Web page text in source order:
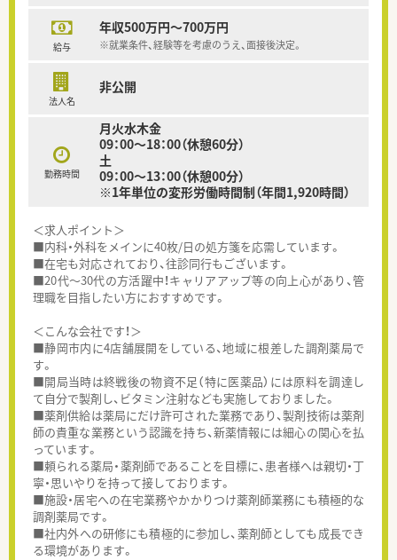
給与
年収500万円～700万円
※就業条件、経験等を考慮のうえ、面接後決定。
法人名
非公開
勤務時間
月火水木金
09：00～18：00（休憩60分）
土
09：00～13：00（休憩00分）
※1年単位の変形労働時間制（年間1,920時間）
＜求人ポイント＞
■内科・外科をメインに40枚/日の処方箋を応需しています。
■在宅も対応されており、往診同行もございます。
■20代～30代の方活躍中！キャリアアップ等の向上心があり、管
理職を目指したい方におすすめです。
＜こんな会社です！＞
■静岡市内に4店舗展開をしている、地域に根差した調剤薬局で
す。
■開局当時は終戦後の物資不足（特に医薬品）には原料を調達し
て自分で製剤し、ビタミン注射なども実施しておりました。
■薬剤供給は薬局にだけ許可された業務であり、製剤技術は薬剤
師の貴重な業務という認識を持ち、新薬情報には細心の関心を払
っています。
■頼られる薬局・薬剤師であることを目標に、患者様へは親切・丁
寧・思いやりを持って接しております。
■施設・居宅への在宅業務やかかりつけ薬剤師業務にも積極的な
調剤薬局です。
■社内外への研修にも積極的に参加し、薬剤師としても成長でき
る環境があります。